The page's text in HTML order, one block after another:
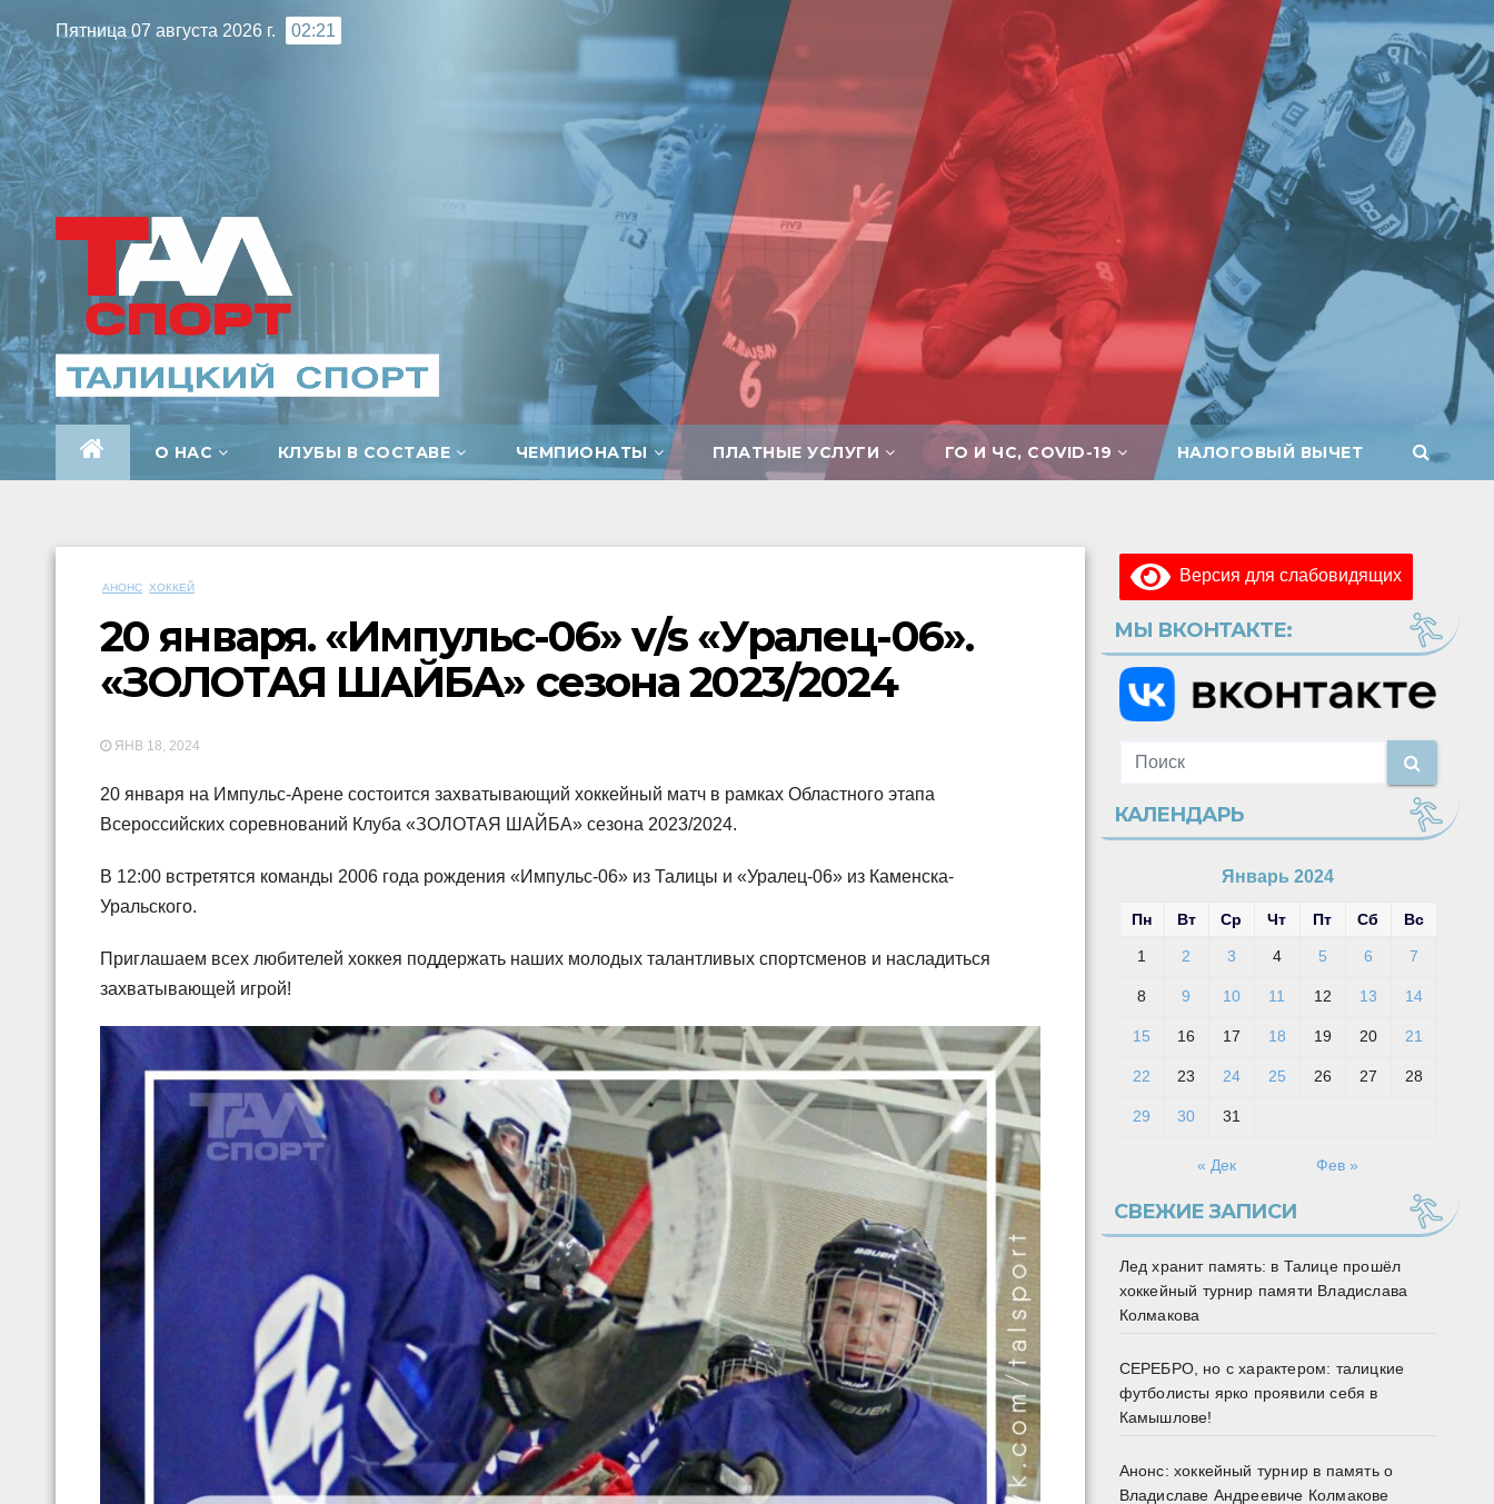
к
содержимому
Пятница 07 августа 2026 г. 02:21
О НАС КЛУБЫ В СОСТАВЕ ЧЕМПИОНАТЫ ПЛАТНЫЕ УСЛУГИ ГО И ЧС, COVID-19 НАЛОГОВЫЙ ВЫЧЕТ
АНОНС ХОККЕЙ
20 января. «Импульс-06» v/s «Уралец-06».
«ЗОЛОТАЯ ШАЙБА» сезона 2023/2024
ЯНВ 18, 2024
20 января на Импульс-Арене состоится захватывающий хоккейный матч в рамках Областного этапа
Всероссийских соревнований Клуба «ЗОЛОТАЯ ШАЙБА» сезона 2023/2024.
В 12:00 встретятся команды 2006 года рождения «Импульс-06» из Талицы и «Уралец-06» из Каменска-
Уральского.
Приглашаем всех любителей хоккея поддержать наших молодых талантливых спортсменов и насладиться
захватывающей игрой!
Версия для слабовидящих
МЫ ВКОНТАКТЕ:
КАЛЕНДАРЬ
Январь 2024
Пн Вт Ср Чт Пт Сб Вс
1 2 3 4 5 6 7
8 9 10 11 12 13 14
15 16 17 18 19 20 21
22 23 24 25 26 27 28
29 30 31
« Дек Фев »
СВЕЖИЕ ЗАПИСИ
Лед хранит память: в Талице прошёл
хоккейный турнир памяти Владислава
Колмакова
СЕРЕБРО, но с характером: талицкие
футболисты ярко проявили себя в
Камышлове!
Анонс: хоккейный турнир в память о
Владиславе Андреевиче Колмакове